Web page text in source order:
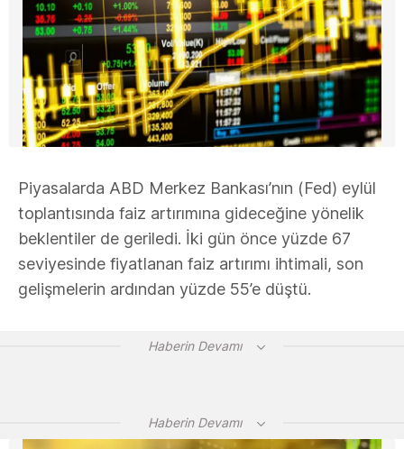
Piyasalarda ABD Merkez Bankası’nın (Fed) eylül
toplantısında faiz artırımına gideceğine yönelik
beklentiler de geriledi. İki gün önce yüzde 67
seviyesinde fiyatlanan faiz artırımı ihtimali, son
gelişmelerin ardından yüzde 55’e düştü.
Haberin Devamı
Haberin Devamı